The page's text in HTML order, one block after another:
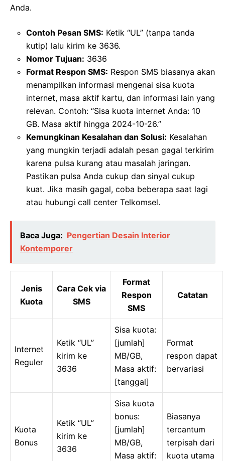
Anda.
Contoh Pesan SMS: Ketik “UL” (tanpa tanda
kutip) lalu kirim ke 3636.
Nomor Tujuan: 3636
Format Respon SMS: Respon SMS biasanya akan
menampilkan informasi mengenai sisa kuota
internet, masa aktif kartu, dan informasi lain yang
relevan. Contoh: “Sisa kuota internet Anda: 10
GB. Masa aktif hingga 2024-10-26.”
Kemungkinan Kesalahan dan Solusi: Kesalahan
yang mungkin terjadi adalah pesan gagal terkirim
karena pulsa kurang atau masalah jaringan.
Pastikan pulsa Anda cukup dan sinyal cukup
kuat. Jika masih gagal, coba beberapa saat lagi
atau hubungi call center Telkomsel.
Baca Juga: Pengertian Desain Interior
Kontemporer
Jenis
Kuota
Cara Cek via
SMS
Format
Respon
SMS
Catatan
Internet
Reguler
Ketik “UL”
kirim ke
3636
Sisa kuota:
[jumlah]
MB/GB,
Masa aktif:
[tanggal]
Format
respon dapat
bervariasi
Kuota
Bonus
Ketik “UL”
kirim ke
3636
Sisa kuota
bonus:
[jumlah]
MB/GB,
Masa aktif:
Biasanya
tercantum
terpisah dari
kuota utama